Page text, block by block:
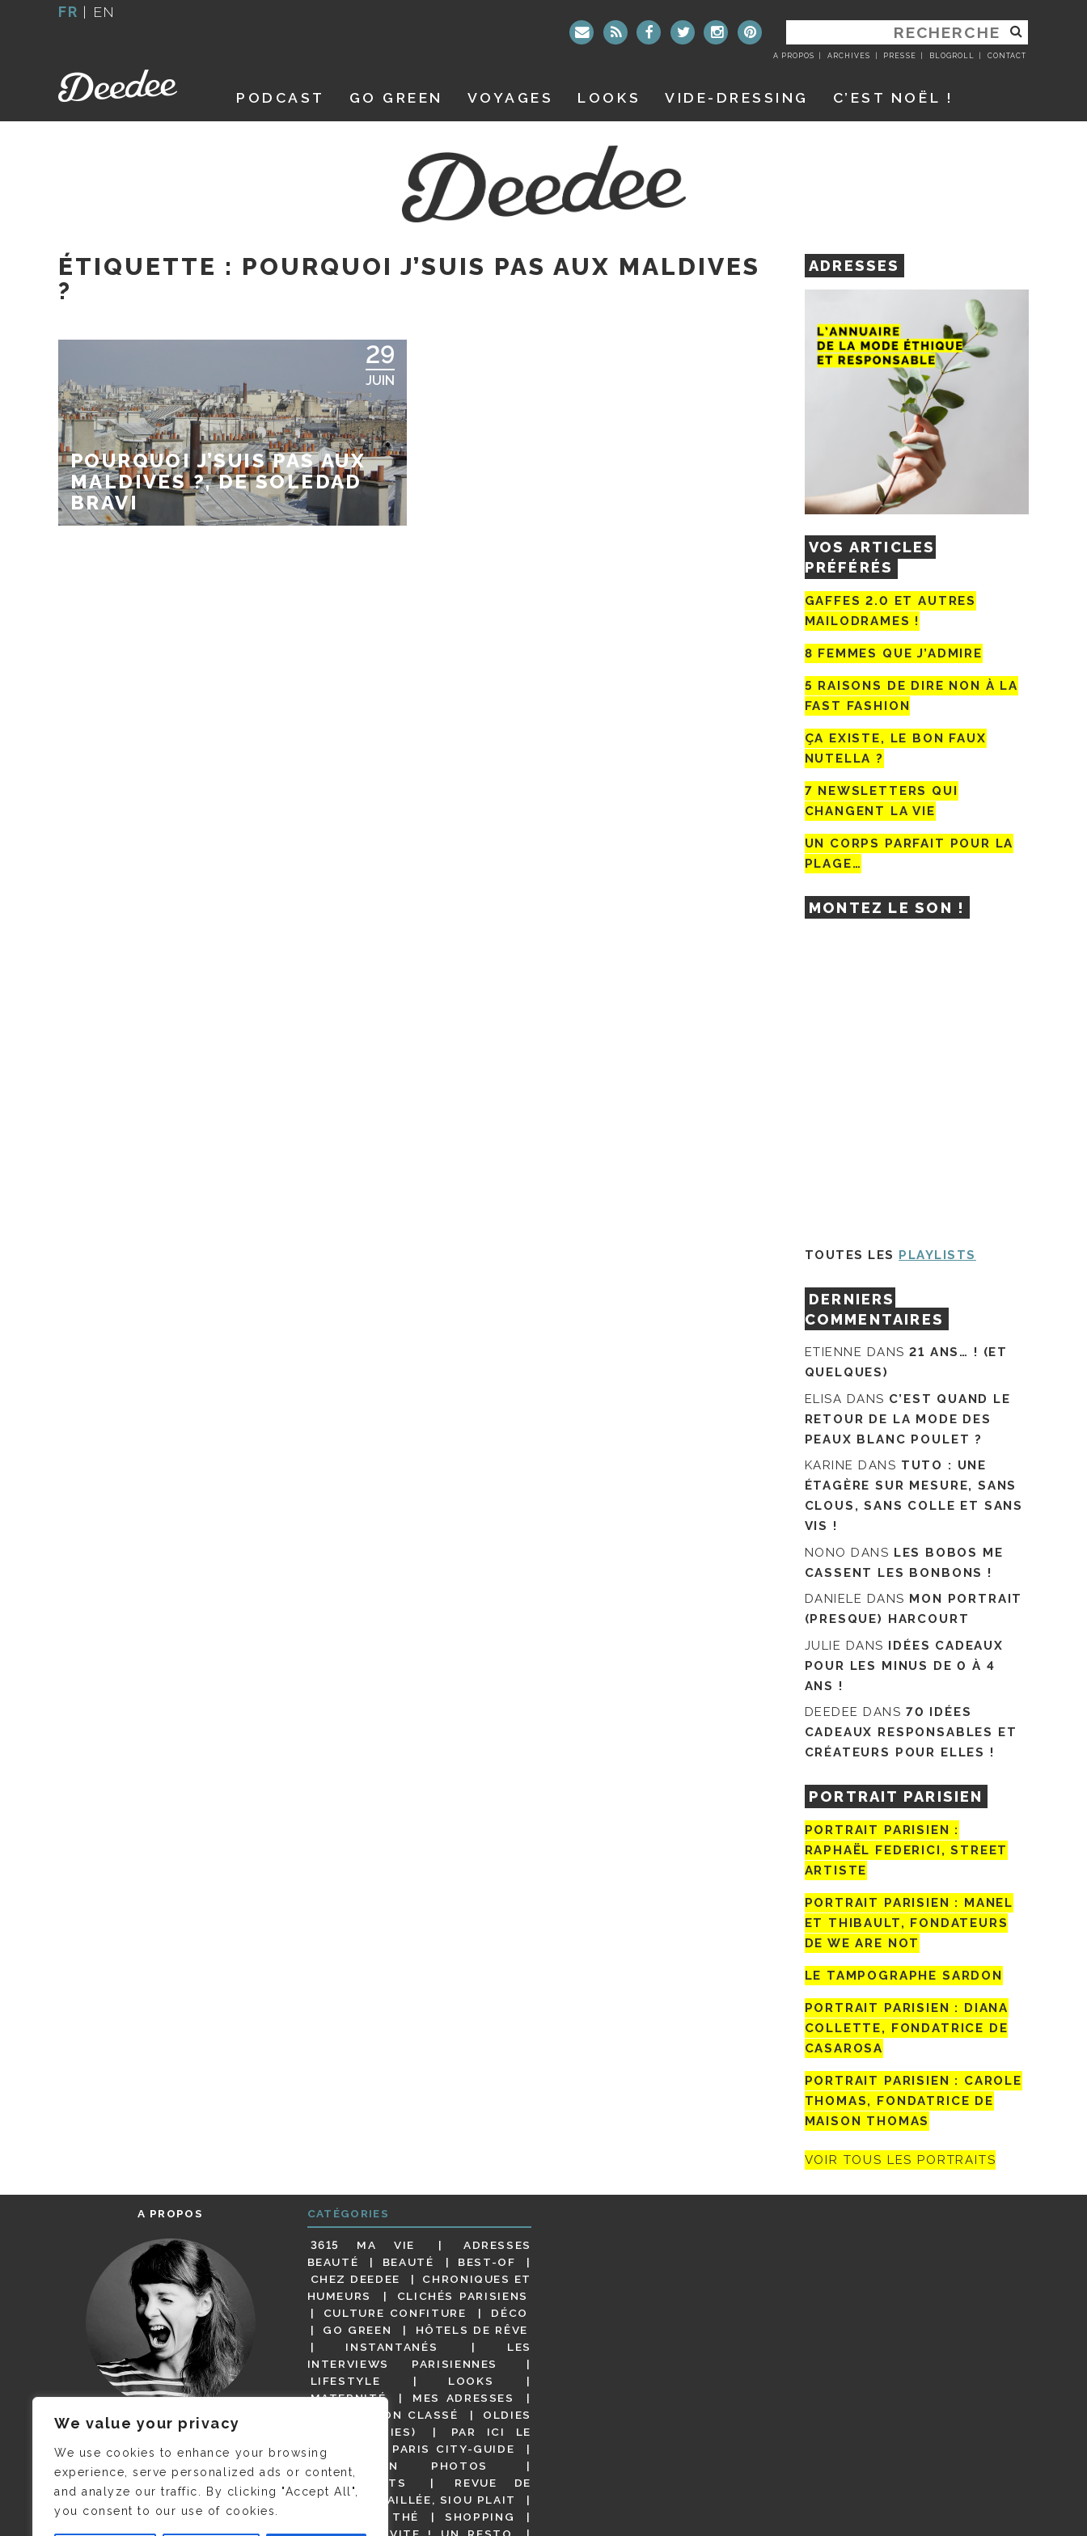
We value your privacy
We use cookies to enhance your browsing
experience, serve personalized ads or content,
and analyze our traffic. By clicking "Accept All",
you consent to our use of cookies.
FR | EN
RECHERCHER
:
A PROPOS ARCHIVES PRESSE BLOGROLL CONTACT
PODCAST GO GREEN VOYAGES LOOKS VIDE-DRESSING C’EST NOËL !
ÉTIQUETTE : POURQUOI J’SUIS PAS AUX MALDIVES
?
29
JUIN
POURQUOI J’SUIS PAS AUX
MALDIVES ?, DE SOLEDAD
BRAVI
ADRESSES
VOS ARTICLES
PRÉFÉRÉS
GAFFES 2.0 ET AUTRES
MAILODRAMES !
8 FEMMES QUE J’ADMIRE
5 RAISONS DE DIRE NON À LA
FAST FASHION
ÇA EXISTE, LE BON FAUX
NUTELLA ?
7 NEWSLETTERS QUI
CHANGENT LA VIE
UN CORPS PARFAIT POUR LA
PLAGE…
MONTEZ LE SON !
TOUTES LES PLAYLISTS
DERNIERS
COMMENTAIRES
ETIENNE DANS21 ANS… ! (ET
QUELQUES)
ELISA DANS C’EST QUAND LE
RETOUR DE LA MODE DES
PEAUX BLANC POULET ?
KARINE DANS TUTO : UNE
ÉTAGÈRE SUR MESURE, SANS
CLOUS, SANS COLLE ET SANS
VIS !
NONO DANS LES BOBOS ME
CASSENT LES BONBONS !
DANIELE DANS MON PORTRAIT
(PRESQUE) HARCOURT
JULIE DANS IDÉES CADEAUX
POUR LES MINUS DE 0 À 4
ANS !
DEEDEE DANS 70 IDÉES
CADEAUX RESPONSABLES ET
CRÉATEURS POUR ELLES !
PORTRAIT PARISIEN
PORTRAIT PARISIEN :
RAPHAËL FEDERICI, STREET
ARTISTE
PORTRAIT PARISIEN : MANEL
ET THIBAULT, FONDATEURS
DE WE ARE NOT
LE TAMPOGRAPHE SARDON
PORTRAIT PARISIEN : DIANA
COLLETTE, FONDATRICE DE
CASAROSA
PORTRAIT PARISIEN : CAROLE
THOMAS, FONDATRICE DE
MAISON THOMAS
VOIR TOUS LES PORTRAITS
A PROPOS
JE M’APPELLE DELPHINE MAIS
C’EST ©CAMILLE COLLIN QUI A
PRIS CETTE PHOTO !
CATÉGORIES
3615 MA VIE
ADRESSES
BEAUTÉ
BEAUTÉ
BEST-OF
CHEZ DEEDEE
CHRONIQUES ET
HUMEURS
CLICHÉS PARISIENS
CULTURE CONFITURE
DÉCO
GO GREEN
HÔTELS DE RÊVE
INSTANTANÉS
LES
INTERVIEWS PARISIENNES
LIFESTYLE
LOOKS
MATERNITÉ
MES ADRESSES
NON CLASSÉ
OLDIES
(BUT GOODIES)
PAR ICI LE
MAGOT !
PARIS CITY-GUIDE
PARIS EN PHOTOS
RESTAURANTS
REVUE DE
PRESSE DÉTAILLÉE, SIOU PLAIT
SALONS DE THÉ
SHOPPING
VIDÉOS
VITE ! UN RESTO